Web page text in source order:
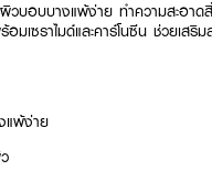
บอบบางแพ้ง่าย ทำความสะอาด
เซราไมด์และคาร์โนซีน ช่วยเสริ
แพ้ง่าย